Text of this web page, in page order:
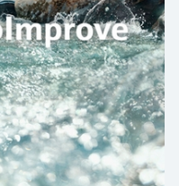
。
サ
さ
ュ